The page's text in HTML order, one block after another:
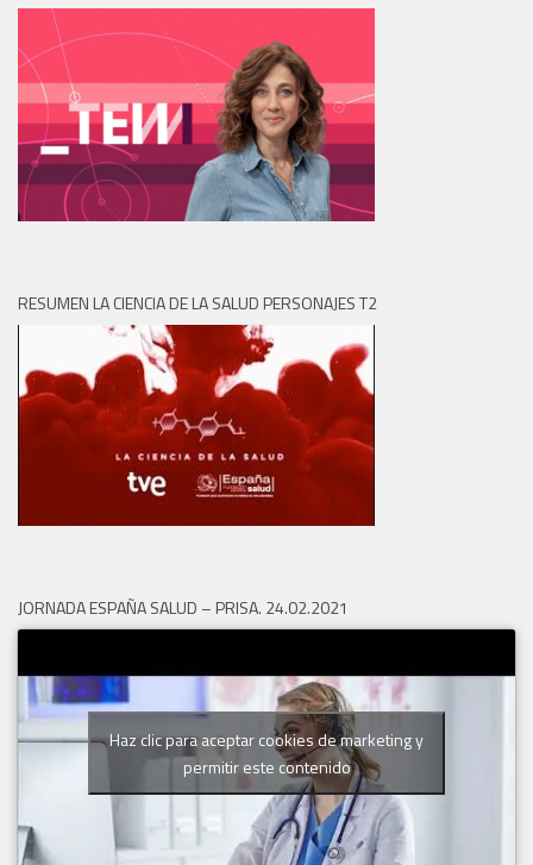
RESUMEN LA CIENCIA DE LA SALUD PERSONAJES T2
JORNADA ESPAÑA SALUD – PRISA. 24.02.2021
Haz clic para aceptar cookies de marketing y
permitir este contenido